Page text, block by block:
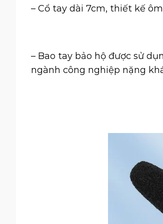
– Cổ tay dài 7cm, thiết kế
– Bao tay bảo hộ được sử
ngành công nghiệp nặng